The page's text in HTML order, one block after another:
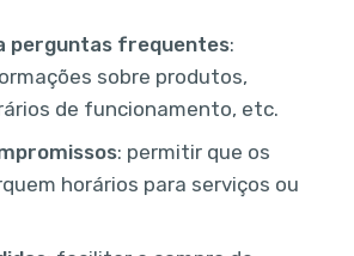
perguntas frequentes:
sobre produtos,
de funcionamento, etc.
: permitir que os
horários para serviços ou